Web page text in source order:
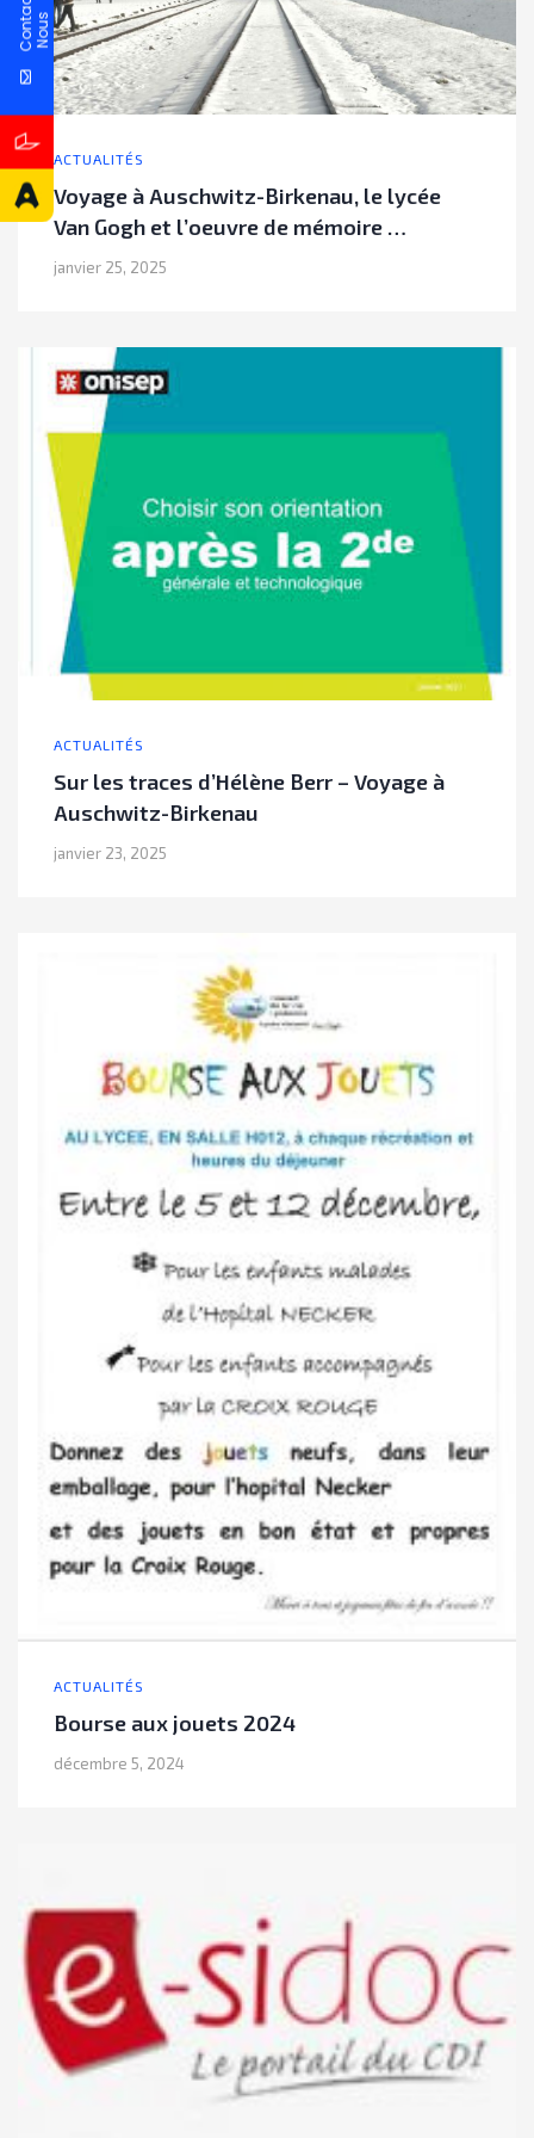
ACTUALITÉS
Voyage à Auschwitz-Birkenau, le lycée
Van Gogh et l’oeuvre de mémoire …
janvier 25, 2025
ACTUALITÉS
Sur les traces d’Hélène Berr – Voyage à
Auschwitz-Birkenau
janvier 23, 2025
ACTUALITÉS
Bourse aux jouets 2024
décembre 5, 2024
s